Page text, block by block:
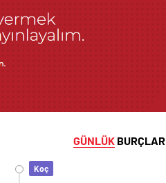
GÜNLÜKBURÇLAR
Koç